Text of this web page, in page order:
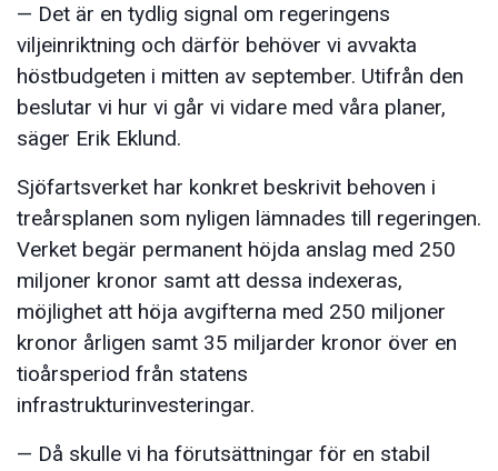
— Det är en tydlig signal om regeringens
viljeinriktning och därför behöver vi avvakta
höstbudgeten i mitten av september. Utifrån den
beslutar vi hur vi går vi vidare med våra planer,
säger Erik Eklund.
Sjöfartsverket har konkret beskrivit behoven i
treårsplanen som nyligen lämnades till regeringen.
Verket begär permanent höjda anslag med 250
miljoner kronor samt att dessa indexeras,
möjlighet att höja avgifterna med 250 miljoner
kronor årligen samt 35 miljarder kronor över en
tioårsperiod från statens
infrastrukturinvesteringar.
— Då skulle vi ha förutsättningar för en stabil